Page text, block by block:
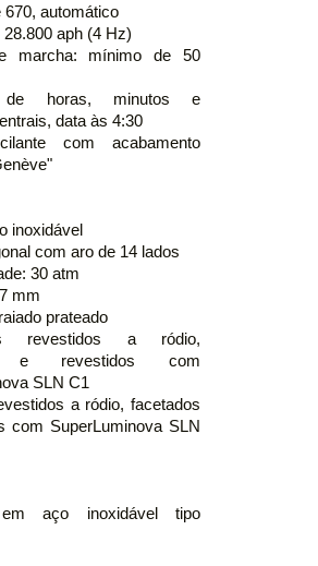
670, automático
aph (4 Hz)
marcha: mínimo de 50
de horas, minutos e
data às 4:30
com acabamento
inoxidável
com aro de 14 lados
30 atm
mm
prateado
revestidos a ródio,
e revestidos com
SLN C1
a ródio, facetados
com SuperLuminova SLN
em aço inoxidável tipo